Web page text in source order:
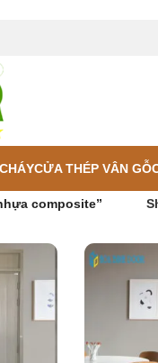
CỬA THÉP VÂN GỖ
composite”